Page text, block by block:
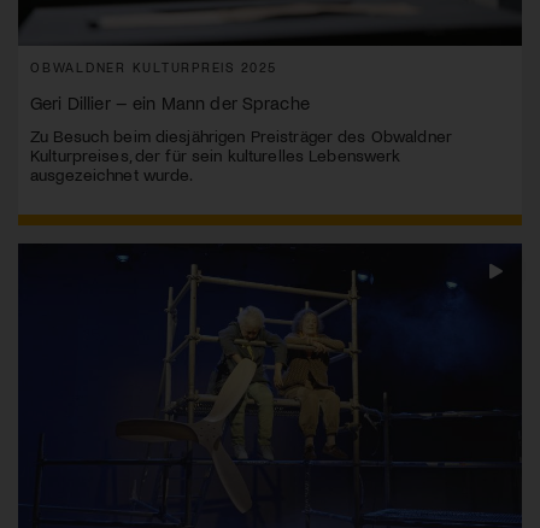
OBWALDNER KULTURPREIS 2025
Geri Dillier – ein Mann der Sprache
Zu Besuch beim diesjährigen Preisträger des Obwaldner
Kulturpreises, der für sein kulturelles Lebenswerk
ausgezeichnet wurde.